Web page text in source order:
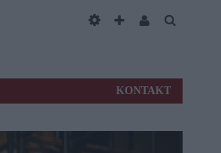
KONTAKT